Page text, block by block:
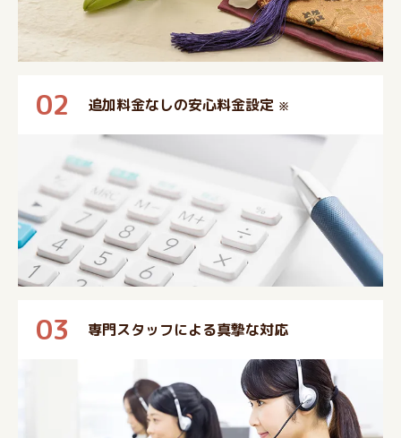
02 追加料金なしの安心料金設定 ※
03 専門スタッフによる真摯な対応